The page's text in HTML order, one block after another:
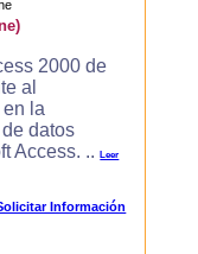
2000 de
al
la
datos
Access. ..Leer
Información